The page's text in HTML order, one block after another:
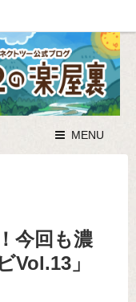
MENU
今回も濃
」